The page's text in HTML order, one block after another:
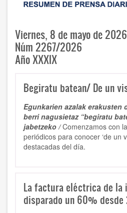
Viernes, 8 de mayo de 2026
Núm 2267/2026
Año XXXIX
Begiratu batean/ De un
Egunkarien azalak erakusten
berri nagusietaz “begiratu
jabetzeko /Comenzamos con
periódicos para conocer ‘de un
destacadas del día.
La factura eléctrica de la
disparado un 60% desde